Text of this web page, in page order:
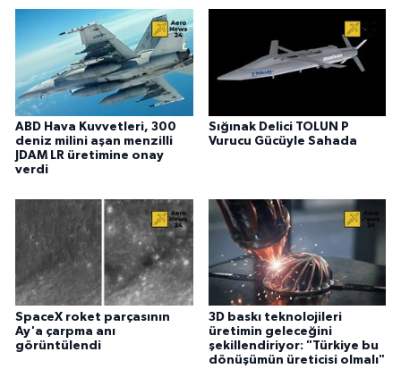
ABD Hava Kuvvetleri, 300
deniz milini aşan menzilli
JDAM LR üretimine onay
verdi
Sığınak Delici TOLUN P
Vurucu Gücüyle Sahada
SpaceX roket parçasının
Ay'a çarpma anı
görüntülendi
3D baskı teknolojileri
üretimin geleceğini
şekillendiriyor: "Türkiye bu
dönüşümün üreticisi olmalı"